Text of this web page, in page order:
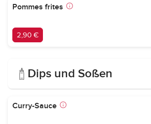
Pommes frites
2,90 €
Dips und Soßen
Curry-Sauce